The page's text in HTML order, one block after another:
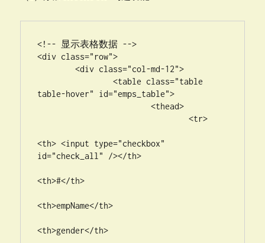
<!-- 显示表格数据 -->
<div class="row">
	<div class="col-md-12">
		<table class="table
table-hover" id="emps_table">
			<thead>
				<tr>
<th> <input type="checkbox"
id="check_all" /></th>
<th>#</th>
<th>empName</th>
<th>gender</th>